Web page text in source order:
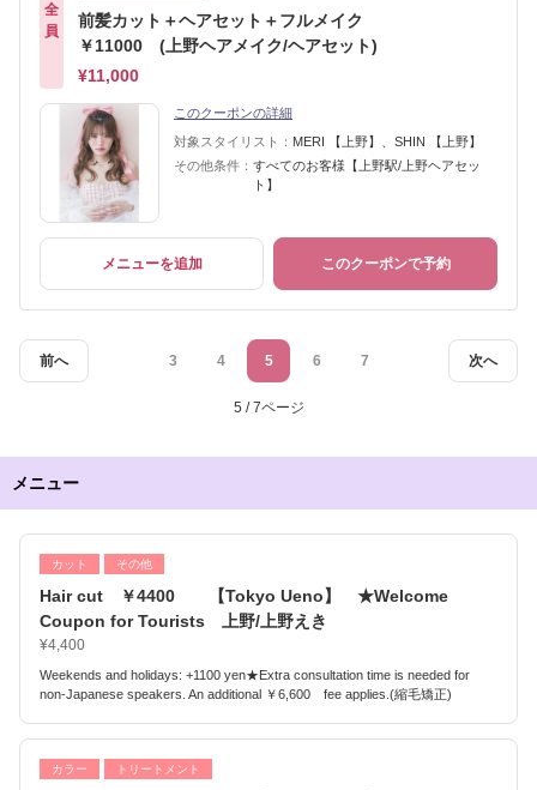
全
員
前髪カット＋ヘアセット＋フルメイク
￥11000 (上野ヘアメイク/ヘアセット)
¥11,000
このクーポンの詳細
対象スタイリスト： MERI 【上野】、SHIN 【上野】
その他条件： すべてのお客様【上野駅/上野ヘアセッ
ト】
メニューを追加 このクーポンで予約
前へ 次へ
3 4 5 6 7
5 / 7ページ
メニュー
カット その他
Hair cut ￥4400 【Tokyo Ueno】 ★Welcome
Coupon for Tourists 上野/上野えき
¥4,400
Weekends and holidays: +1100 yen★Extra consultation time is needed for
non-Japanese speakers. An additional ￥6,600 fee applies.(縮毛矯正)
カラー トリートメント